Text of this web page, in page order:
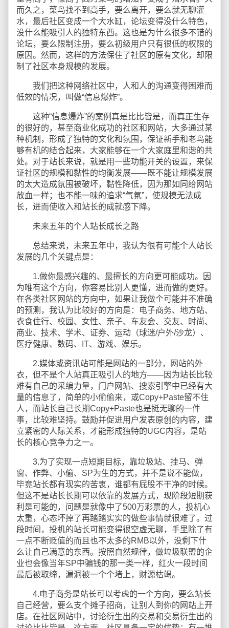
而久之，菜鸟找不到高手，要么离开，要么就无聊灌
水，最后社区变成一个大水缸，论坛变得没什么特色，
没什么能吸引人的独特东西。这也是为什么很多不错的
论坛，要么限制注册，要么初级用户只有很低的权限的
原因。然而，这样的方法保住了社区的原有文化，却限
制了社区本身规模的发展。
我们把这种网络社区中，人和人的沟通变得困难而
低效的情况，叫做“信息爆炸”。
这种“信息爆炸”的案例真是比比皆是，而真正生存
的很好的，甚至商业化成功的社区和网站，大多通过某
种机制，形成了独特的文化和氛围，保证新手和老鸟能
够有机的结合起来，大家能够在一个大家庭里和谐的共
处。对于站长来说，就是用一些功能开关的设置，来保
证社区的规模和黏性的均衡发展——既不能让规模发展
的太大造成氛围被破坏，黏性降低，因为那如同给网站
放血一样；也不能一味的追求“气氛”，使规模无法成
长，进而使收入和站长的成就感下降。
未来五年的个人站长成长之路
总结来说，未来五年中，我认为很有可能个人站长
发展的几个关键点是：
1.做你最感兴趣的、最擅长的方向更可能成功。因
为唯有这个方向，你容易比别人更懂，进而做的更好。
在各类社区网站的方向中，如果让我做个可能并不准确
的预测，我认为比较好的方向是：电子商务、地方站、
衣食住行、校园、女性、亲子、车友会、交友、时尚、
商业、技术、学术、证券、运动（球迷/户外/沙龙）、
医疗健康、数码、IT、游戏、娱乐。
2.媒体或资讯站可能是网站的一部分，网站的外
衣，但不是个人站真正吸引人的地方——因为站长比较
难有自己的采编力量，门户网站、搜索引擎中已经有大
量的信息了，简单的小偷偷来，或Copy+Paste留不住
人，而站长自己长期Copy+Paste也是挺无聊的一件
事，比较难坚持。鼓励并促进用户发表原创的内容，建
立紧密的人际关系，才能形成独特的UGC内容，是站
长的核心竞争力之一。
3.为了实现一点短期目标，靠垃圾站、挂马、弹
窗、作弊、小偷、SP为生的方式，并不是说不能做，
毕竟站长都有现实的苦衷，谁都有屁股不干净的时候。
但这不是站长长期可以依靠的发展方式，现阶段短期获
利是可能的，问题是就像中了500万彩票的人，投机心
太重，心态坏掉了再踏踏实实的做些事情就很难了。过
段时间，投机的站长可能变得很空虚无聊，手里除了有
一点不断贬值的而且也不太多的RMB以外，没剩下什
么让自己满意的东西。按照自然规律，做垃圾联盟的企
业也会像当年SP中骗钱的那一类一样，红火一段时间
最后被取缔，漏洞被一个个堵上，财源枯竭。
4.电子商务是站长可以考虑的一个方向，要么站长
自己经营，要么支个摊子招商，让别人到你的网站上开
店。在社区网站中，讨论衍生出的交易和交易衍生出的